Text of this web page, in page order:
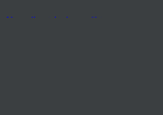
View all articles by rauffri